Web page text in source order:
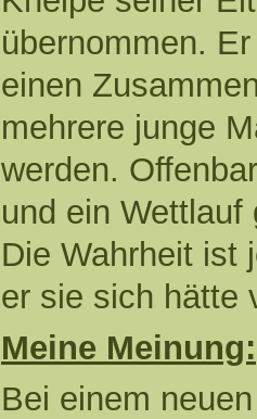
übernommen.
einen
mehrere junge
werden.
und ein
Die Wahrheit ist
er sie sich hätte
Meine Meinung:
Bei einem